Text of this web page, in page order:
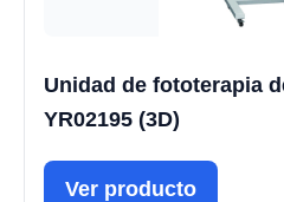
Unidad de fototerapia
YR02195 (3D)
Ver producto